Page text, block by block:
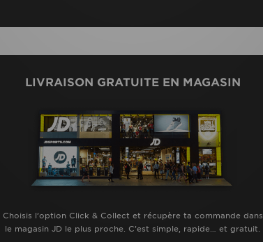
LIVRAISON GRATUITE EN MAGASIN
Choisis l’option Click & Collect et récupère ta commande dans
le magasin JD le plus proche. C’est simple, rapide… et gratuit.